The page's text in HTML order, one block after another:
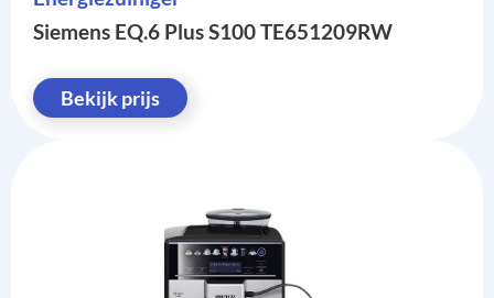
Siemens EQ.6 Plus S100 TE651209RW
Bekijk prijs